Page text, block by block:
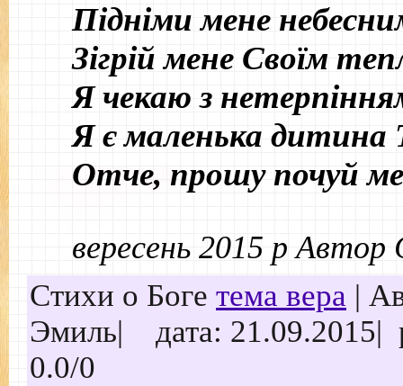
Підніми мене
Зігрій мене Своїм
Я чекаю з
Я є маленька дитина
Отче, прошу почуй
вересень 2015 р
Стихи о Боге тема вера |
Эмиль| дата: 21.09.2015|
0.0/0